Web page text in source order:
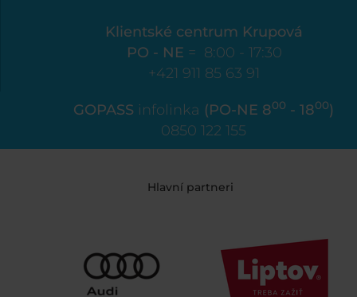
Klientské centrum Krupová
PO - NE = 8:00 - 17:30
+421 911 85 63 91
GOPASS infolinka (PO-NE 800 - 1800)
0850 122 155
Hlavní partneri